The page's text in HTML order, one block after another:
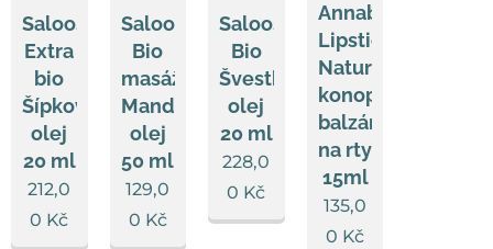
Saloos
Extra
bio
Šípkový
olej
20 ml
212,0
0 Kč
Saloos
Bio
masážní
Mandlový
olej
50 ml
129,0
0 Kč
Saloos
Bio
Švestkový
olej
20 ml
228,0
0 Kč
Annabis
Lipsticann
Natur
konopný
balzám
na rty
15ml
135,0
0 Kč